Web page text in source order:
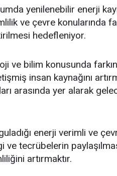
yenilenebilir enerji
ve çevre konularında
hedefleniyor.
ve bilim konusunda
insan kaynağını
arasında yer alarak
enerji verimli ve
tecrübelerin
artırmaktır.